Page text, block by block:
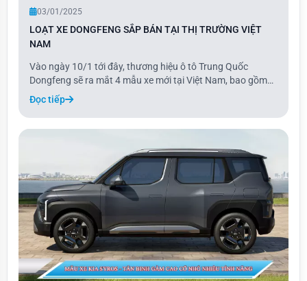
03/01/2025
LOẠT XE DONGFENG SẮP BÁN TẠI THỊ TRƯỜNG VIỆT
NAM
Vào ngày 10/1 tới đây, thương hiệu ô tô Trung Quốc
Dongfeng sẽ ra mắt 4 mẫu xe mới tại Việt Nam, bao gồm
Box, E70, Mage và Huge. Là thương hiệu mới nhất gia
nhập thị trường ô tô Việt Nam, Dongfeng mang đến các
dòng xe nhập khẩu hoàn toàn từ Trung Quốc. Ba
Đọc tiếp